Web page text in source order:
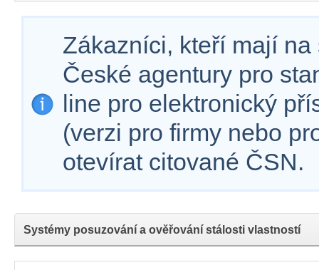
Zákazníci, kteří mají
České agentury pro
line pro elektronický
(verzi pro firmy nebo
otevírat citované ČSN.
Systémy posuzování a ověřování stálosti vlastností